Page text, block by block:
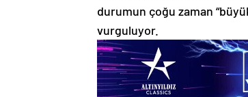
durumun çoğu zaman
vurguluyor.